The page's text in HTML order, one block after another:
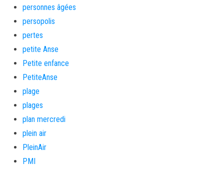
personnes âgées
persopolis
pertes
petite Anse
Petite enfance
PetiteAnse
plage
plages
plan mercredi
plein air
PleinAir
PMI